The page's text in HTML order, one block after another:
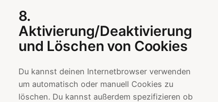
8.
Aktivierung/Deaktivierung
und Löschen von Cookies
Du kannst deinen Internetbrowser verwenden
um automatisch oder manuell Cookies zu
löschen. Du kannst außerdem spezifizieren ob